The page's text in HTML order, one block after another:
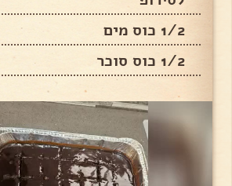
1/2 כוס מים
1/2 כוס סוכר